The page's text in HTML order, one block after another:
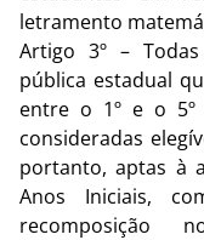
letramento
Artigo 3º –
pública estadual
entre o 1º e o 5º
consideradas
portanto, aptas à
Anos Iniciais,
recomposição